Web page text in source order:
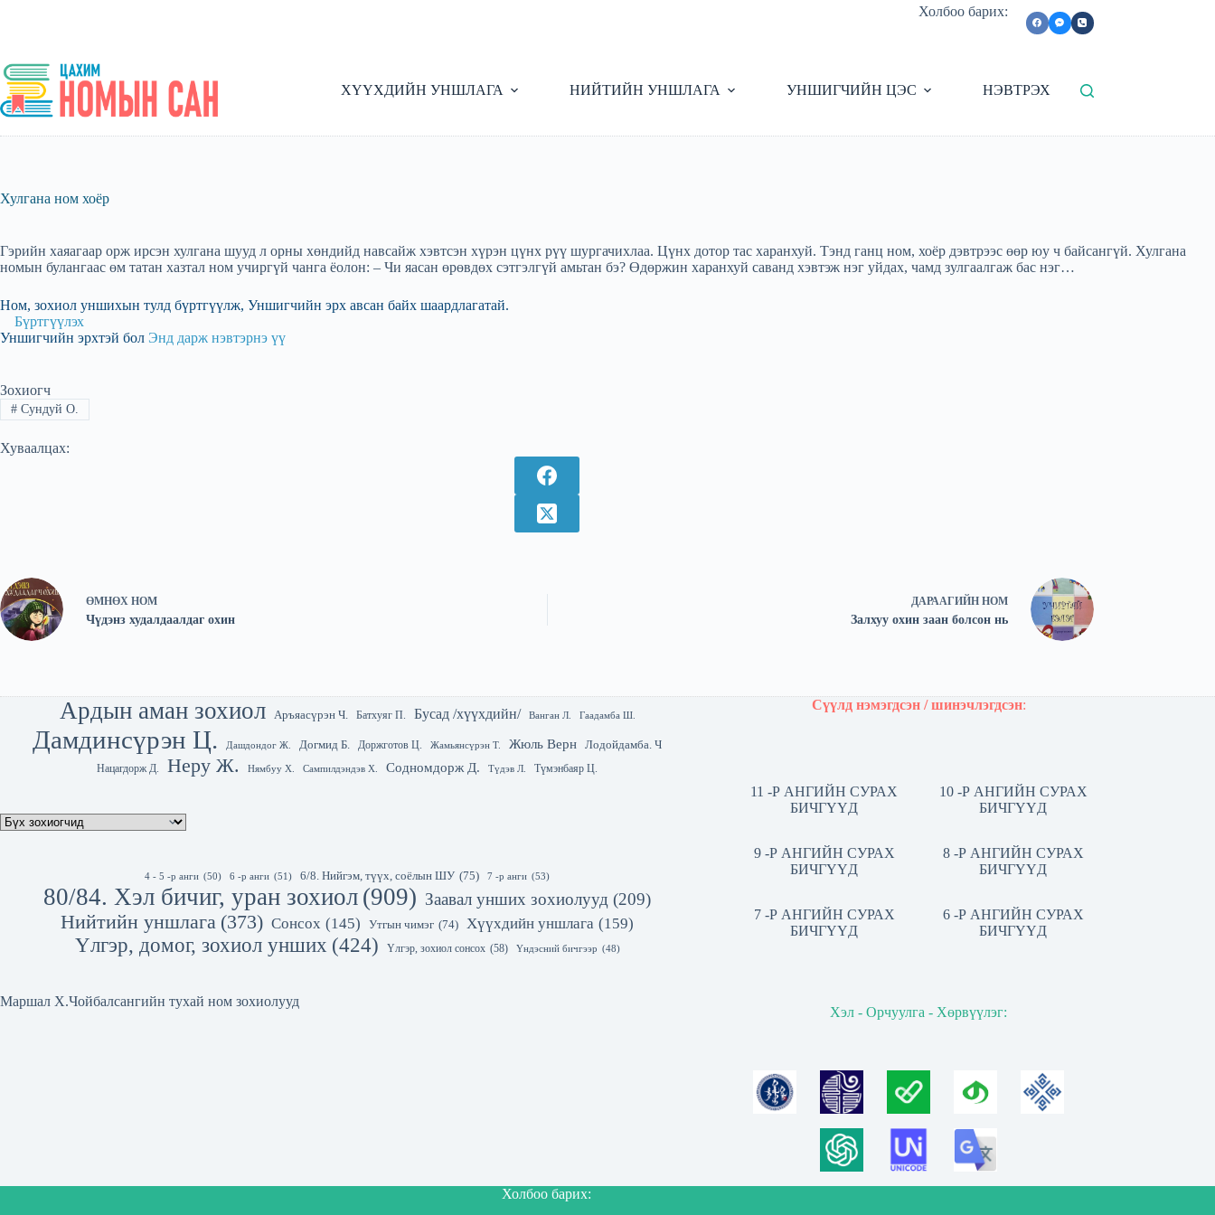
Холбоо барих:
ХҮҮХДИЙН УНШЛАГА НИЙТИЙН УНШЛАГА УНШИГЧИЙН ЦЭС НЭВТРЭХ
Хулгана ном хоёр
Гэрийн хаяагаар орж ирсэн хулгана шууд л орны хөндийд навсайж хэвтсэн хүрэн цүнх рүү шургачихлаа. Цүнх дотор тас харанхуй. Тэнд ганц ном, хоёр дэвтрээс өөр юу ч байсангүй. Хулгана
номын булангаас өм татан хазтал ном учиргүй чанга ёолон: – Чи яасан өрөвдөх сэтгэлгүй амьтан бэ? Өдөржин харанхуй саванд хэвтэж нэг уйдах, чамд зулгаалгаж бас нэг…
Ном, зохиол уншихын тулд бүртгүүлж, Уншигчийн эрх авсан байх шаардлагатай.
Бүртгүүлэх
Уншигчийн эрхтэй бол Энд дарж нэвтэрнэ үү
Зохиогч
#Сундуй О.
Хуваалцах:
ӨМНӨХ НОМ
Чүдэнз худалдаалдаг охин
ДАРААГИЙН НОМ
Залхуу охин заан болсон нь
Ардын аман зохиол Аръяасүрэн Ч. Батхуяг П. Бусад /хүүхдийн/ Ванган Л. Гаадамба Ш.
Дамдинсүрэн Ц. Дашдондог Ж. Догмид Б. Доржготов Ц. Жамьянсүрэн Т. Жюль Верн Лодойдамба. Ч
Нацагдорж Д. Неру Ж. Нямбуу Х. Сампилдэндэв Х. Содномдорж Д. Түдэв Л. Түмэнбаяр Ц.
4 - 5 -р анги (50) 6 -р анги (51) 6/8. Нийгэм, түүх, соёлын ШУ (75) 7 -р анги (53)
80/84. Хэл бичиг, уран зохиол (909) Заавал унших зохиолууд (209)
Нийтийн уншлага (373) Сонсох (145) Утгын чимэг (74) Хүүхдийн уншлага (159)
Үлгэр, домог, зохиол унших (424) Үлгэр, зохиол сонсох (58) Үндэсний бичгээр (48)
Маршал Х.Чойбалсангийн тухай ном зохиолууд
Сүүлд нэмэгдсэн / шинэчлэгдсэн:
11 -Р АНГИЙН СУРАХ
БИЧГҮҮД
10 -Р АНГИЙН СУРАХ
БИЧГҮҮД
9 -Р АНГИЙН СУРАХ
БИЧГҮҮД
8 -Р АНГИЙН СУРАХ
БИЧГҮҮД
7 -Р АНГИЙН СУРАХ
БИЧГҮҮД
6 -Р АНГИЙН СУРАХ
БИЧГҮҮД
Хэл - Орчуулга - Хөрвүүлэг:
Холбоо барих: